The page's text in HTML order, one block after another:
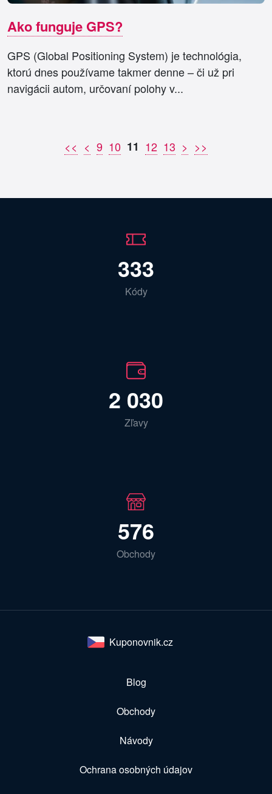
Ako funguje GPS?
GPS (Global Positioning System) je technológia,
ktorú dnes používame takmer denne – či už pri
navigácii autom, určovaní polohy v...
<< < 9 10 11 12 13 > >>
333
Kódy
2 030
Zľavy
576
Obchody
Kuponovnik.cz
Blog
Obchody
Návody
Ochrana osobných údajov